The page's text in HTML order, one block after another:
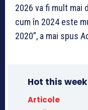
2026 va fi mult mai
cum în 2024 este
2020”, a mai spus
Hot this week
Articole